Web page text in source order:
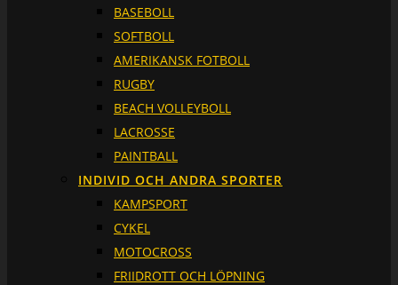
BASEBOLL
SOFTBOLL
AMERIKANSK FOTBOLL
RUGBY
BEACH VOLLEYBOLL
LACROSSE
PAINTBALL
INDIVID OCH ANDRA SPORTER
KAMPSPORT
CYKEL
MOTOCROSS
FRIIDROTT OCH LÖPNING